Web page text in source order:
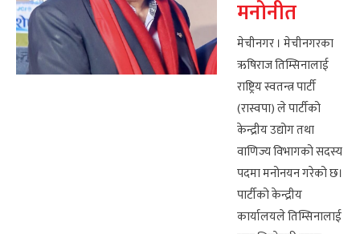
मनोनीत
मेचीनगर । मेचीनगरका
ऋषिराज तिम्सिनालाई
राष्ट्रिय स्वतन्त्र पार्टी
(रास्वपा) ले पार्टीको
केन्द्रीय उद्योग तथा
वाणिज्य विभागको सदस्य
पदमा मनोनयन गरेको छ।
पार्टीको केन्द्रीय
कार्यालयले तिम्सिनालाई